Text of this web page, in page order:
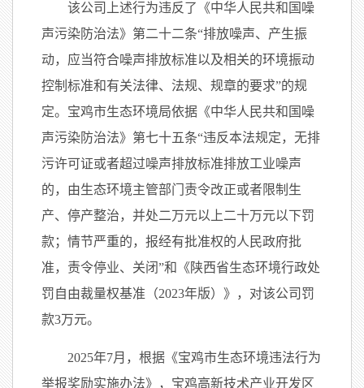
该公司上述行为违反了《中华人民共和国噪
声污染防治法》第二十二条“排放噪声、产生振
动，应当符合噪声排放标准以及相关的环境振动
控制标准和有关法律、法规、规章的要求”的规
定。宝鸡市生态环境局依据《中华人民共和国噪
声污染防治法》第七十五条“违反本法规定，无排
污许可证或者超过噪声排放标准排放工业噪声
的，由生态环境主管部门责令改正或者限制生
产、停产整治，并处二万元以上二十万元以下罚
款；情节严重的，报经有批准权的人民政府批
准，责令停业、关闭”和《陕西省生态环境行政处
罚自由裁量权基准（2023年版）》，对该公司罚
款3万元。
2025年7月，根据《宝鸡市生态环境违法行为
举报奖励实施办法》，宝鸡高新技术产业开发区